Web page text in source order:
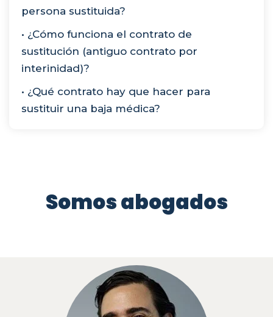
persona sustituida?
• ¿Cómo funciona el contrato de
sustitución (antiguo contrato por
interinidad)?
• ¿Qué contrato hay que hacer para
sustituir una baja médica?
Somos abogados